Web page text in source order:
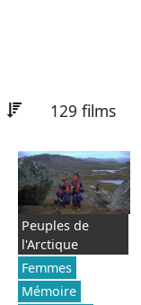
129 films
Peuples de
l'Arctique
Femmes
Mémoire